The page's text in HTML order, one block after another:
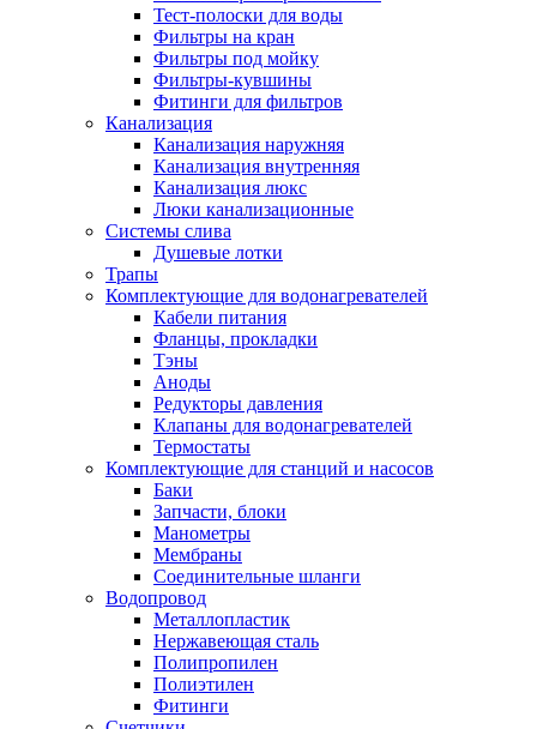
Оплата и доставка
Сервис-центр
Адреса Сервис-центров
Обмен и возврат товара
Вакансии
Тест-полоски для воды
Фильтры на кран
Фильтры под мойку
Фильтры-кувшины
Фитинги для фильтров
Канализация
Канализация наружняя
Канализация внутренняя
Канализация люкс
Люки канализационные
Системы слива
Душевые лотки
Трапы
Комплектующие для водонагревателей
Кабели питания
Фланцы, прокладки
Тэны
Аноды
Редукторы давления
Клапаны для водонагревателей
Термостаты
Комплектующие для станций и насосов
Баки
Запчасти, блоки
Манометры
Мембраны
Соединительные шланги
Водопровод
Металлопластик
Нержавеющая сталь
Полипропилен
Полиэтилен
Фитинги